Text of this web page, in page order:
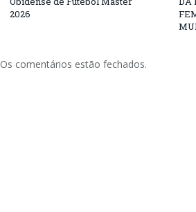
2026
Os comentários estão fechados.